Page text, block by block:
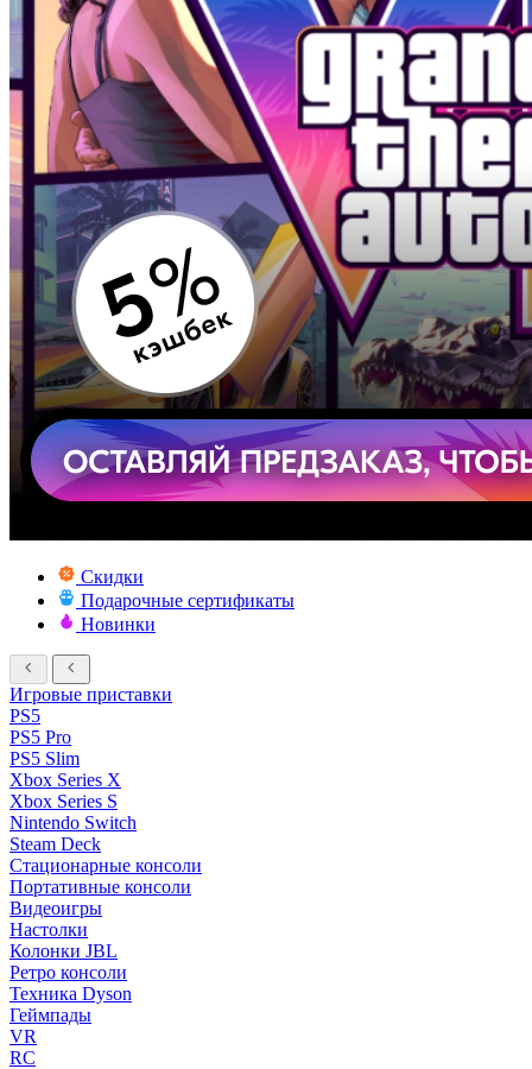
Скидки
Подарочные сертификаты
Новинки
Игровые приставки
PS5
PS5 Pro
PS5 Slim
Xbox Series X
Xbox Series S
Nintendo Switch
Steam Deck
Стационарные консоли
Портативные консоли
Видеоигры
Настолки
Колонки JBL
Ретро консоли
Техника Dyson
Геймпады
VR
RC